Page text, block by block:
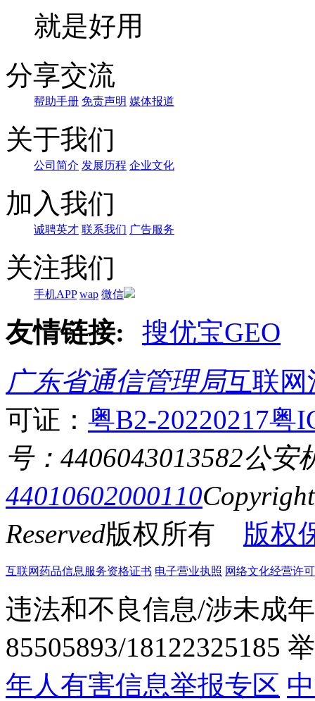
就是好用
分享交流
帮助手册 免责声明 媒体报道
关于我们
公司简介 发展历程 企业文化
加入我们
诚聘英才 联系我们 广告服务
关注我们
手机APP wap 微信
友情链接:
搜优宝GEO
广东省通信管理局互联网
可证： 粤B2-20220217粤
号：4406043013582公安
44010602000110
Reserved版权所有 版权
互联网药品信息服务资格证书 电子营业执照 网络文化经营许
违法和不良信息/涉未成
85505893/18122325185
年人有害信息举报专区